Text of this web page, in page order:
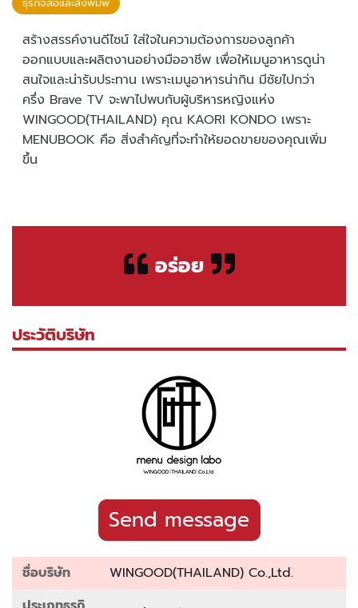
สร้างสรรค์งานดีไซน์ ใส่ใจในความต้องการของลูกค้า
ออกแบบและผลิตงานอย่างมืออาชีพ เพื่อให้เมนูอาหารดูน่า
สนใจและน่ารับประทาน เพราะเมนูอาหารน่ากิน มีชัยไปกว่า
ครึ่ง Brave TV จะพาไปพบกับผู้บริหารหญิงแห่ง
WINGOOD(THAILAND) คุณ KAORI KONDO เพราะ
MENUBOOK คือ สิ่งสำคัญที่จะทำให้ยอดขายของคุณเพิ่ม
ขึ้น
อร่อย
ประวัติบริษัท
Send message
ชื่อบริษัท
WINGOOD(THAILAND) Co.,Ltd.